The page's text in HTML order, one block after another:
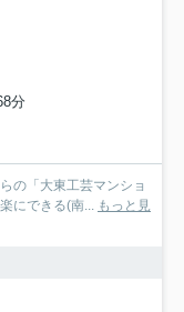
分
の「大東工芸マンショ
にできる(南... もっと見